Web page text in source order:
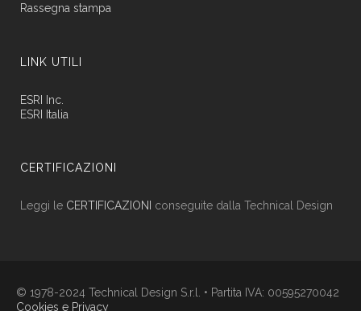
Rassegna stampa
LINK UTILI
ESRI Inc.
ESRI Italia
CERTIFICAZIONI
Leggi le CERTIFICAZIONI conseguite dalla Technical Design
© 1978-2024 Technical Design S.r.l. • Partita IVA: 00595270042
Cookies e Privacy